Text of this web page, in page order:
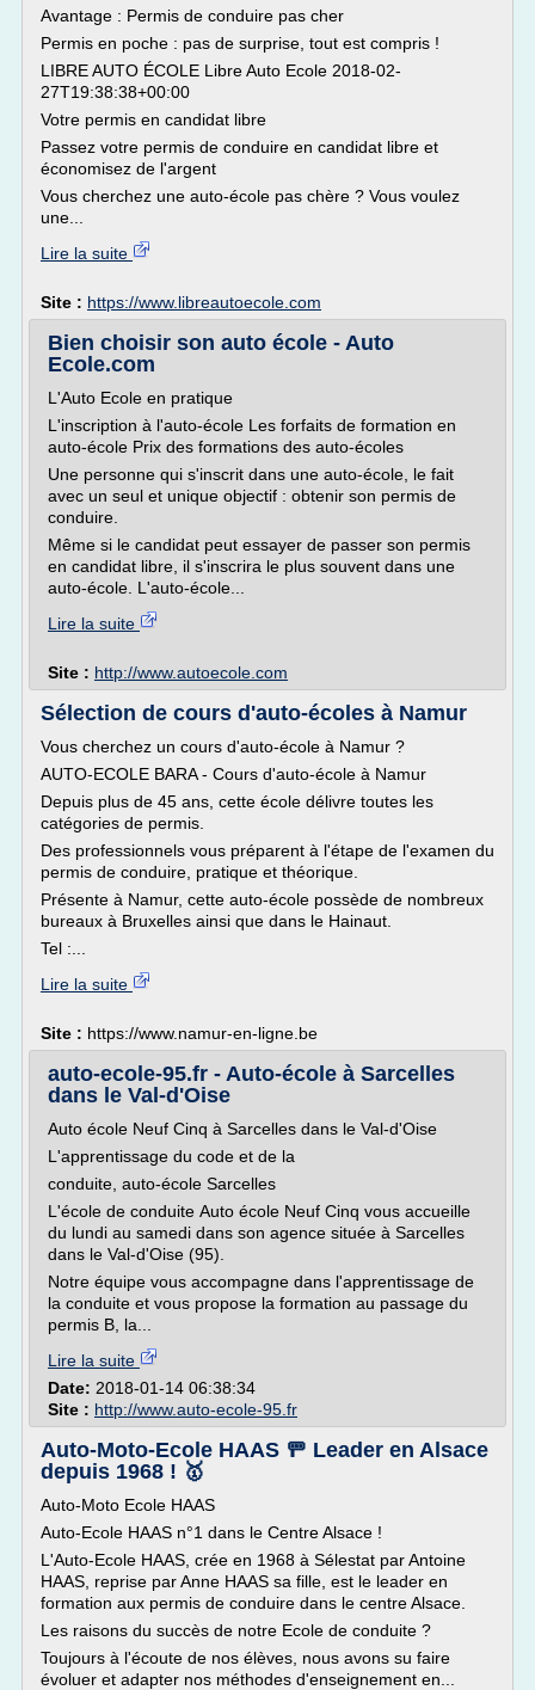
Avantage : Permis de conduire pas cher
Permis en poche : pas de surprise, tout est compris !
LIBRE AUTO ÉCOLE Libre Auto Ecole 2018-02-
27T19:38:38+00:00
Votre permis en candidat libre
Passez votre permis de conduire en candidat libre et
économisez de l'argent
Vous cherchez une auto-école pas chère ? Vous voulez
une...
Lire la suite
Site : https://www.libreautoecole.com
Bien choisir son auto école - Auto
Ecole.com
L'Auto Ecole en pratique
L'inscription à l'auto-école Les forfaits de formation en
auto-école Prix des formations des auto-écoles
Une personne qui s'inscrit dans une auto-école, le fait
avec un seul et unique objectif : obtenir son permis de
conduire.
Même si le candidat peut essayer de passer son permis
en candidat libre, il s'inscrira le plus souvent dans une
auto-école. L'auto-école...
Lire la suite
Site : http://www.autoecole.com
Sélection de cours d'auto-écoles à Namur
Vous cherchez un cours d'auto-école à Namur ?
AUTO-ECOLE BARA - Cours d'auto-école à Namur
Depuis plus de 45 ans, cette école délivre toutes les
catégories de permis.
Des professionnels vous préparent à l'étape de l'examen du
permis de conduire, pratique et théorique.
Présente à Namur, cette auto-école possède de nombreux
bureaux à Bruxelles ainsi que dans le Hainaut.
Tel :...
Lire la suite
Site : https://www.namur-en-ligne.be
auto-ecole-95.fr - Auto-école à Sarcelles
dans le Val-d'Oise
Auto école Neuf Cinq à Sarcelles dans le Val-d'Oise
L'apprentissage du code et de la
conduite, auto-école Sarcelles
L'école de conduite Auto école Neuf Cinq vous accueille
du lundi au samedi dans son agence située à Sarcelles
dans le Val-d'Oise (95).
Notre équipe vous accompagne dans l'apprentissage de
la conduite et vous propose la formation au passage du
permis B, la...
Lire la suite
Date: 2018-01-14 06:38:34
Site : http://www.auto-ecole-95.fr
Auto-Moto-Ecole HAAS 🚥 Leader en Alsace
depuis 1968 ! 🥇
Auto-Moto Ecole HAAS
Auto-Ecole HAAS n°1 dans le Centre Alsace !
L'Auto-Ecole HAAS, crée en 1968 à Sélestat par Antoine
HAAS, reprise par Anne HAAS sa fille, est le leader en
formation aux permis de conduire dans le centre Alsace.
Les raisons du succès de notre Ecole de conduite ?
Toujours à l'écoute de nos élèves, nous avons su faire
évoluer et adapter nos méthodes d'enseignement en...